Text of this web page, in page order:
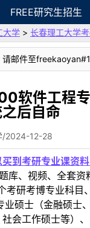
FREE研究生招生
题 APP 笔
大学 > 长春理工大学
请邮件至
软件工程
后自命
/2024-12-28
到考研专业课资料
库、视频、全套资
考研考博专业科目
业硕士（金融硕士
会工作硕士等）